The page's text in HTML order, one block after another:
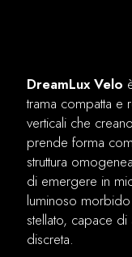
DreamLux Velo
trama compatta e
verticali che
prende forma
struttura
di emergere in
luminoso
stellato, capace
discreta.